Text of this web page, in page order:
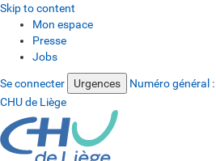
Skip to content
Mon espace
Presse
Jobs
Se connecter Urgences Numéro général :
CHU de Liège